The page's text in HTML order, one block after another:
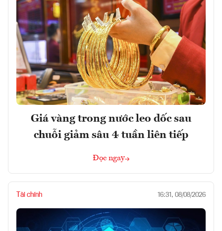
Giá vàng trong nước leo dốc sau
chuỗi giảm sâu 4 tuần liên tiếp
Đọc ngay
Tài chính 16:31, 08/08/2026